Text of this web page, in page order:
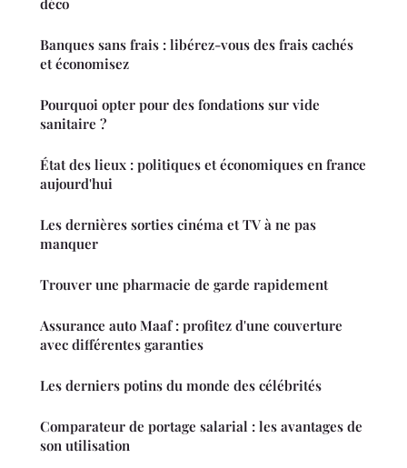
déco
Banques sans frais : libérez-vous des frais cachés
et économisez
Pourquoi opter pour des fondations sur vide
sanitaire ?
État des lieux : politiques et économiques en france
aujourd'hui
Les dernières sorties cinéma et TV à ne pas
manquer
Trouver une pharmacie de garde rapidement
Assurance auto Maaf : profitez d'une couverture
avec différentes garanties
Les derniers potins du monde des célébrités
Comparateur de portage salarial : les avantages de
son utilisation